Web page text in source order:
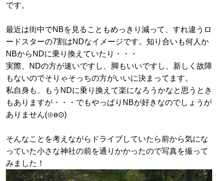
です。
最近は街中でNBを見ることもめっきり減って、すれ違うロ
ードスターの7割はNDなイメージです。知り合いも何人か
NBからNDに乗り換えていたり・・・
実際、NDの方が速いですし、脚もいいですし、新しく故障
もないのでそりゃそっちの方がいいに決まってます。
私自身も、もうNDに乗り換えて楽になろうかなと思うとき
もありますが・・・でもやっぱりNBが好きなのでしょうが
ありません(⊙ө⊙)
そんなことを考えながらドライブしていたら前から気にな
っていた小さな神社の前を通りかかったので写真を撮って
みました！